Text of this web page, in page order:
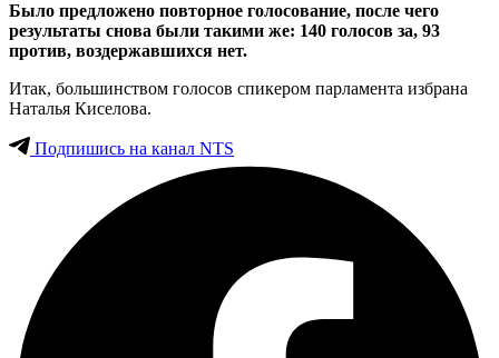
Было предложено повторное голосование, после чего
результаты снова были такими же: 140 голосов за, 93
против, воздержавшихся нет.
Итак, большинством голосов спикером парламента избрана
Наталья Киселова.
Подпишись на канал NTS